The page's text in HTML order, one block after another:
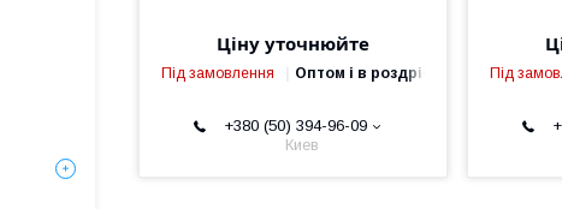
Ціну уточнюйте
Під замовлення Оптом і в роздріб
+380 (50) 394-96-09
Киев
Під